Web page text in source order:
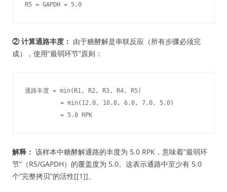
R5 = GAPDH = 5.0
② 计算通路丰度： 由于糖酵解是串联反应（所有步骤必须完
成），使用”最弱环节”原则：
通路丰度 = min(R1, R2, R3, R4, R5)
          = min(12.0, 10.0, 6.0, 7.0, 5.0)
          = 5.0 RPK
解释： 该样本中糖酵解通路的丰度为 5.0 RPK，意味着”最弱环
节”（R5/GAPDH）的覆盖度为 5.0。这表示通路中至少有 5.0
个”完整拷贝”的活性[[1]]。